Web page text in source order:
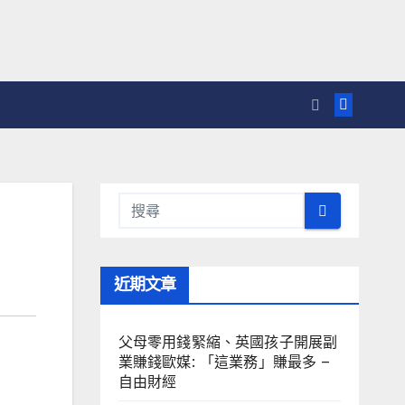
近期文章
父母零用錢緊縮、英國孩子開展副
業賺錢歐媒: 「這業務」賺最多 –
自由財經